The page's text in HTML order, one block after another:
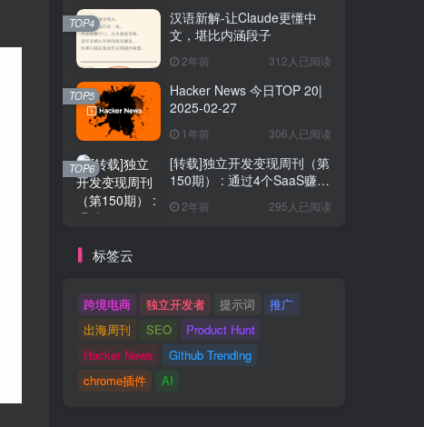
汉语新解-让Claude更懂中
文，堪比内涵段子
2年前 312人已阅读
TOP4
Hacker News 今日TOP 20|
2025-02-27
1年前 306人已阅读
TOP5
[转载]独立开发变现周刊（第
150期） : 通过4个SaaS赚取
2年前 295人已阅读
TOP6
标签云
跨境电商 独立开发者 提示词
推广
出海周刊
SEO
Product Hunt
Hacker News
Github Trending
chrome插件
AI